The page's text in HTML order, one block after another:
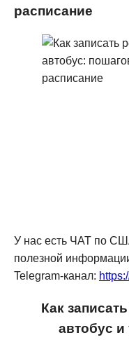
расписание
У нас есть ЧАТ по
полезной
Telegram-канал:
Как
автобус и